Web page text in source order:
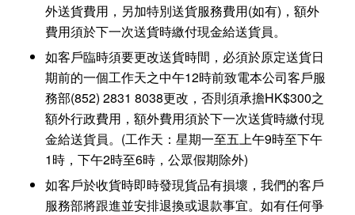
外送貨費用，另加特別送貨服務費用(如有)，額外
費用須於下一次送貨時繳付現金給送貨員。
如客戶臨時須要更改送貨時間，必須於原定送貨日
期前的一個工作天之中午12時前致電本公司客戶服
務部(852) 2831 8038更改，否則須承擔HK$300之
額外行政費用，額外費用須於下一次送貨時繳付現
金給送貨員。(工作天：星期一至五上午9時至下午
1時，下午2時至6時，公眾假期除外)
如客戶於收貨時即時發現貨品有損壞，我們的客戶
服務部將跟進並安排退換或退款事宜。如有任何爭